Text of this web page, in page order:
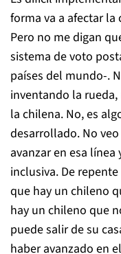
forma va a afectar
Pero no me digan
sistema de voto
países del mundo-.
inventando la
la chilena. No, es
desarrollado. No
avanzar en esa
inclusiva. De
que hay un chileno
hay un chileno que
puede salir de su
haber avanzado en